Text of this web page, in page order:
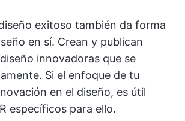
exitoso también da forma
en sí. Crean y publican
innovadoras que se
Si el enfoque de tu
en el diseño, es útil
específicos para ello.